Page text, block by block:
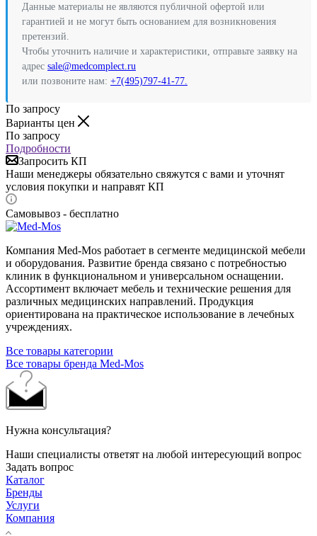
Данные материалы не являются публичной офертой или
гарантией и не могут быть основанием для возникновения
претензий.
Чтобы уточнить наличие и характеристики, отправьте заявку на
адрес sale@medcomplect.ru
или позвоните нам: +7(495)797-41-77.
По запросу
Варианты цен
По запросу
Подробности
Запросить КП
Наши менеджеры обязательно свяжутся с вами и уточнят
условия покупки и направят КП
Самовывоз - бесплатно
Компания Med-Mos работает в сегменте медицинской мебели
и оборудования. Развитие бренда связано с потребностью
клиник в функциональном и универсальном оснащении.
Ассортимент включает мебель и технические решения для
различных медицинских направлений. Продукция
ориентирована на практическое использование в лечебных
учреждениях.
Все товары категории
Все товары бренда Med-Mos
Нужна консультация?
Наши специалисты ответят на любой интересующий вопрос
Задать вопрос
Каталог
Бренды
Услуги
Компания